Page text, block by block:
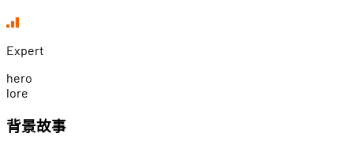
Expert
hero
lore
背景故事